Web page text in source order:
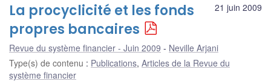
21 juin 2009
La procyclicité et les fonds
propres bancaires
Revue du système financier - Juin 2009
Neville Arjani
Type(s) de contenu : Publications, Articles de la Revue du
système financier